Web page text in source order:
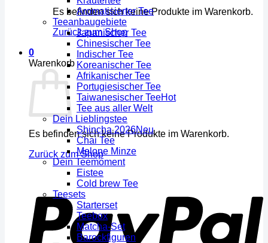
Es befinden sich keine Produkte im Warenkorb.
Zurück zum Shop
0
Warenkorb
Es befinden sich keine Produkte im Warenkorb.
Zurück zum Shop
Aromatisierter Tee
Teeanbaugebiete
Japanischer Tee
Chinesischer Tee
Indischer Tee
Koreanischer Tee
Afrikanischer Tee
Portugiesischer Tee
Taiwanesischer Tee
Tee aus aller Welt
Dein Lieblingstee
Shincha 2026
Chai Tee
Melone Minze
Dein Teemoment
Eistee
Cold brew Tee
Teesets
Starterset
Teebox
Matcha-Set
Barockfiguren